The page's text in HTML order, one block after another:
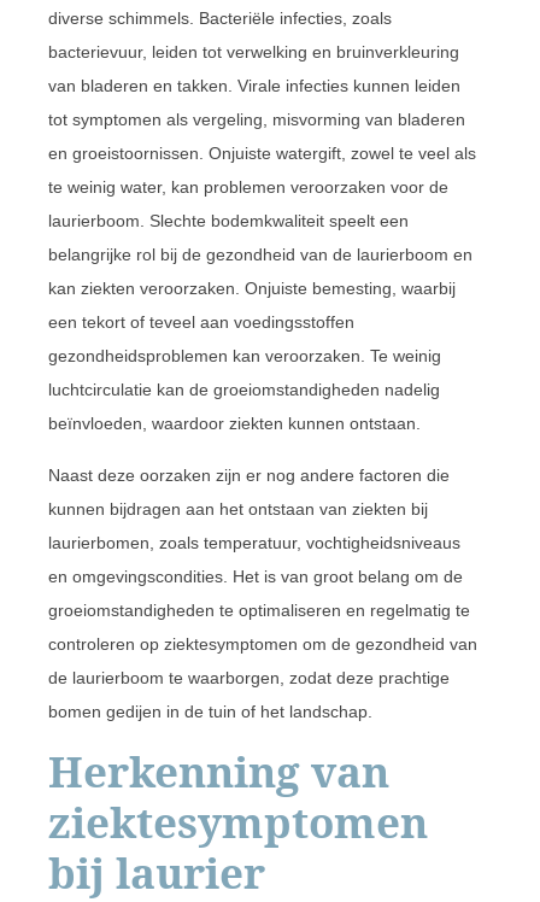
diverse schimmels. Bacteriële infecties, zoals
bacterievuur, leiden tot verwelking en bruinverkleuring
van bladeren en takken. Virale infecties kunnen leiden
tot symptomen als vergeling, misvorming van bladeren
en groeistoornissen. Onjuiste watergift, zowel te veel als
te weinig water, kan problemen veroorzaken voor de
laurierboom. Slechte bodemkwaliteit speelt een
belangrijke rol bij de gezondheid van de laurierboom en
kan ziekten veroorzaken. Onjuiste bemesting, waarbij
een tekort of teveel aan voedingsstoffen
gezondheidsproblemen kan veroorzaken. Te weinig
luchtcirculatie kan de groeiomstandigheden nadelig
beïnvloeden, waardoor ziekten kunnen ontstaan.
Naast deze oorzaken zijn er nog andere factoren die
kunnen bijdragen aan het ontstaan van ziekten bij
laurierbomen, zoals temperatuur, vochtigheidsniveaus
en omgevingscondities. Het is van groot belang om de
groeiomstandigheden te optimaliseren en regelmatig te
controleren op ziektesymptomen om de gezondheid van
de laurierboom te waarborgen, zodat deze prachtige
bomen gedijen in de tuin of het landschap.
Herkenning van
ziektesymptomen
bij laurier